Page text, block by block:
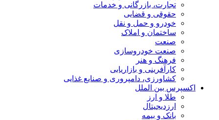
تجارت، بازرگانی و خدمات
حقوقی و قضایی
خودرو و حمل و نقل
ساختمان و املاک
صنعت
صنعت خودروسازی
فرهنگ و هنر
کارآفرینی و بازاریابی
کشاورزی، دامپروری و صنایع غذایی
اکسپرس بین الملل
طلا و ارز
ارزدیجیتال
بانک و بیمه